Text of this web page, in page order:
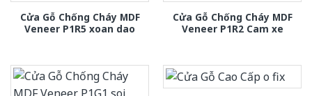
Cửa Gỗ Chống Cháy MDF
Veneer P1R5 xoan dao
Cửa Gỗ Chống Cháy MDF
Veneer P1R2 Cam xe